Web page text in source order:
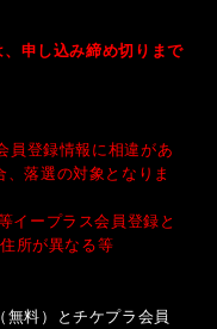
申し込み締め切りまで
員登録情報に相違があ
落選の対象となりま
イープラス会員登録と
所が異なる等
無料）とチケプラ会員